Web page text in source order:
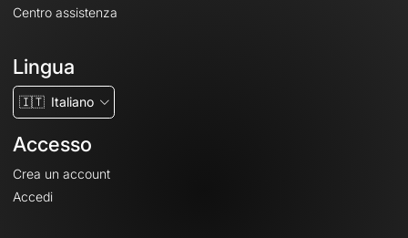
Centro assistenza
Lingua
🇮🇹 Italiano
Accesso
Crea un account
Accedi